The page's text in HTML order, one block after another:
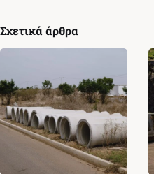
Σχετικά άρθρα